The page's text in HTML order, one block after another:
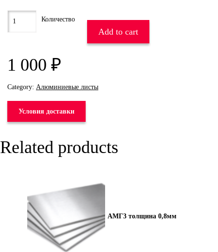
1 000 ₽
Add to cart
Category: Алюминиевые листы
Условия доставки
Related products
АМГ3 толщина 0,8мм